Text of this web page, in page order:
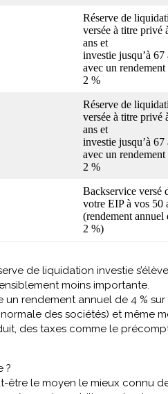
Réserve de
versée à titre privé
ans et
investie jusqu’à 67
avec un rendement
2 %
Réserve de
versée à titre privé
ans et
investie jusqu’à 67
avec un rendement
2 %
Backservice versé
votre EIP à vos 50
(rendement annuel
2 %)
de liquidation investie
moins importante.
un rendement annuel de 4 %
des sociétés) et même
des taxes comme le
?
être le moyen le mieux connu